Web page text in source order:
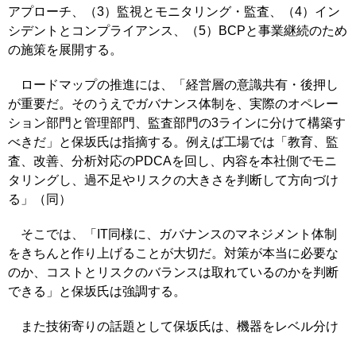
アプローチ、（3）監視とモニタリング・監査、（4）イン
シデントとコンプライアンス、（5）BCPと事業継続のため
の施策を展開する。
ロードマップの推進には、「経営層の意識共有・後押し
が重要だ。そのうえでガバナンス体制を、実際のオペレー
ション部門と管理部門、監査部門の3ラインに分けて構築す
べきだ」と保坂氏は指摘する。例えば工場では「教育、監
査、改善、分析対応のPDCAを回し、内容を本社側でモニ
タリングし、過不足やリスクの大きさを判断して方向づけ
る」（同）
そこでは、「IT同様に、ガバナンスのマネジメント体制
をきちんと作り上げることが大切だ。対策が本当に必要な
のか、コストとリスクのバランスは取れているのかを判断
できる」と保坂氏は強調する。
また技術寄りの話題として保坂氏は、機器をレベル分け